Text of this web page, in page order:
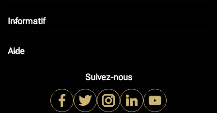
Informatif
keyboard_arrow_down
Aide
keyboard_arrow_down
Suivez-nous